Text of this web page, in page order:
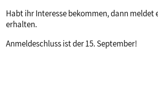
Habt ihr Interesse bekommen, dann meldet
erhalten.
Anmeldeschluss ist der 15. September!